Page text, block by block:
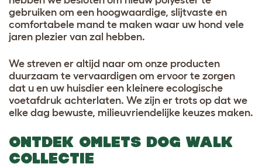
gebruiken om een hoogwaardige, slijtvaste en
comfortabele mand te maken waar uw hond vele
jaren plezier van zal hebben.
We streven er altijd naar om onze producten
duurzaam te vervaardigen om ervoor te zorgen
dat u en uw huisdier een kleinere ecologische
voetafdruk achterlaten. We zijn er trots op dat we
elke dag bewuste, milieuvriendelijke keuzes maken.
ONTDEK OMLETS DOG WALK
COLLECTIE